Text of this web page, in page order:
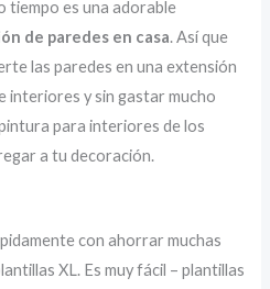
tiempo es una adorable
de paredes en casa. Así que
las paredes en una extensión
interiores y sin gastar mucho
para interiores de los
a tu decoración.
con ahorrar muchas
XL. Es muy fácil – plantillas